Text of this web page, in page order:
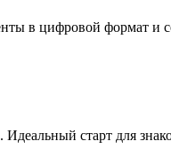
в цифровой формат и
старт для